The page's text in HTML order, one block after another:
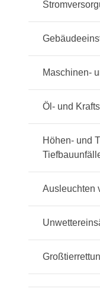
Maschinen-
Öl- und
Höhen- und
Ausleuchten